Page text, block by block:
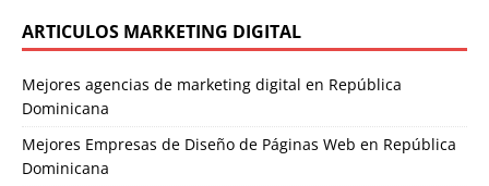
ARTICULOS MARKETING DIGITAL
Mejores agencias de marketing digital en República
Dominicana
Mejores Empresas de Diseño de Páginas Web en República
Dominicana